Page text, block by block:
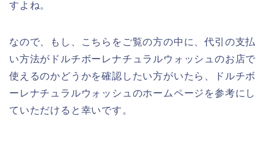
すよね。
なので、もし、こちらをご覧の方の中に、代引の支払
い方法がドルチボーレナチュラルウォッシュのお店で
使えるのかどうかを確認したい方がいたら、ドルチボ
ーレナチュラルウォッシュのホームページを参考にし
ていただけると幸いです。